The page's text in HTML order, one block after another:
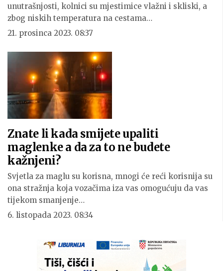
unutrašnjosti, kolnici su mjestimice vlažni i skliski, a
zbog niskih temperatura na cestama…
21. prosinca 2023. 08:37
Znate li kada smijete upaliti
maglenke a da za to ne budete
kažnjeni?
Svjetla za maglu su korisna, mnogi će reći korisnija su
ona stražnja koja vozačima iza vas omogućuju da vas
tijekom smanjenje…
6. listopada 2023. 08:34